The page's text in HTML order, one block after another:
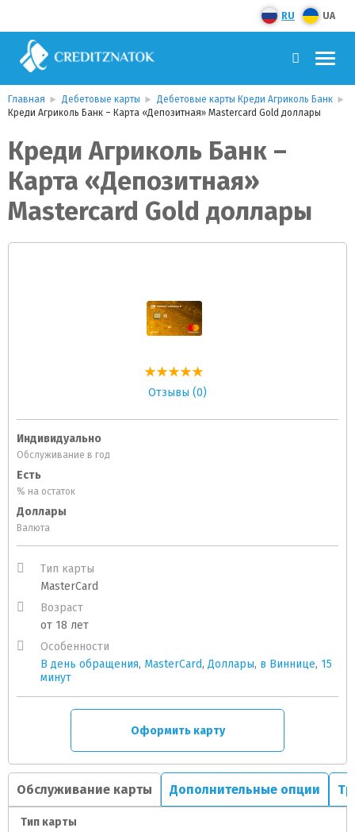
RU UA
Главная Дебетовые карты
Дебетовые карты Креди Агриколь Банк
Креди Агриколь Банк – Карта «Депозитная» Mastercard Gold доллары
Креди Агриколь Банк –
Карта «Депозитная»
Mastercard Gold доллары
Отзывы (0)
Индивидуально
Обслуживание в год
Есть
% на остаток
Доллары
Валюта
Тип карты
MasterCard
Возраст
от 18 лет
Особенности
В день обращения, MasterCard, Доллары, в Виннице, 15
минут
Оформить карту
Обслуживание карты Дополнительные опции
Тип карты